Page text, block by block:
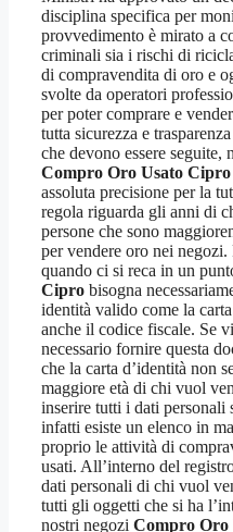
disciplina specifica per
provvedimento è mirato a
criminali sia i rischi di
di compravendita di oro e
svolte da operatori
per poter comprare e
tutta sicurezza e
che devono essere seguite,
Compro Oro Usato Cipro
assoluta precisione per la
regola riguarda gli anni di
persone che sono
per vendere oro nei
quando ci si reca in un
Cipro bisogna
identità valido come la
anche il codice fiscale. Se
necessario fornire questa
che la carta d’identità non
maggiore età di chi vuol
inserire tutti i dati personali
infatti esiste un elenco in
proprio le attività di
usati. All’interno del
dati personali di chi vuol
tutti gli oggetti che si ha
nostri negozi Compro Oro